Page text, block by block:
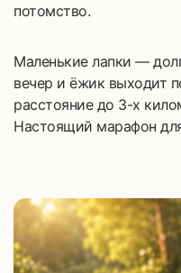
потомство.
Маленькие лапки —
вечер и ёжик выходит
расстояние до 3-х
Настоящий марафон